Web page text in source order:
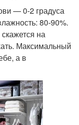
— 0-2 градуса
80-90%.
на
Максимальный
а в